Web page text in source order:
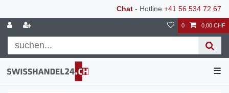
Chat - Hotline +41 56 534 72 67
0 0,00 CHF
☰